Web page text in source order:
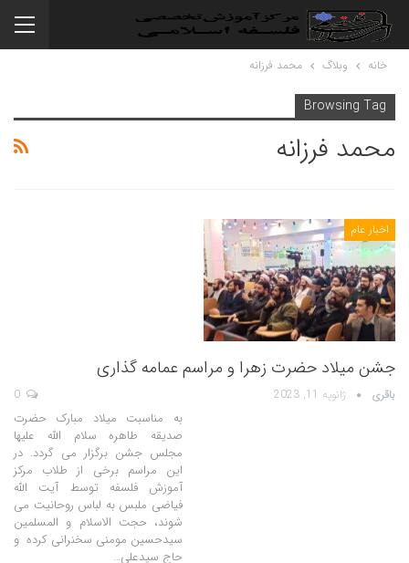
خانه وبلاگ محمد فرزانه
Browsing Tag
محمد فرزانه
اخبار عام
جشن میلاد حضرت زهرا و مراسم عمامه گذاری
باقری ژانویه 11, 2023
به مناسبت میلاد مبارک حضرت
صدیقه طاهره سلام الله علیها
مجلس جشن برگزار می گردد. در
این مراسم برخی از طلاب مرکز
آموزش فلسفه توسط آیت الله
فیاضی ملبس به لباس روحانیت می
شوند، حجت الاسلام و المسلمین
سیدحسین مومنی سخنرانی کرده و
حاج سیدعلی…